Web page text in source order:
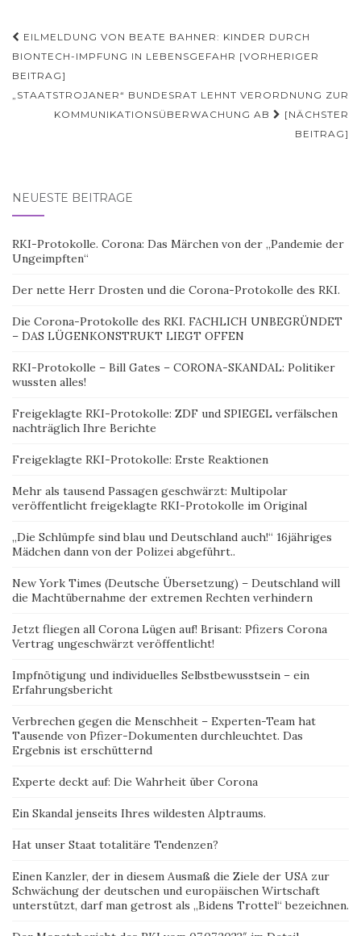
Beitragsnavigation
EILMELDUNG VON BEATE BAHNER: KINDER DURCH
BIONTECH-IMPFUNG IN LEBENSGEFAHR [VORHERIGER
BEITRAG]
„STAATSTROJANER“ BUNDESRAT LEHNT VERORDNUNG ZUR
KOMMUNIKATIONSÜBERWACHUNG AB
[NÄCHSTER
BEITRAG]
NEUESTE BEITRÄGE
RKI-Protokolle. Corona: Das Märchen von der „Pandemie der
Ungeimpften“
Der nette Herr Drosten und die Corona-Protokolle des RKI.
Die Corona-Protokolle des RKI. FACHLICH UNBEGRÜNDET
– DAS LÜGENKONSTRUKT LIEGT OFFEN
RKI-Protokolle – Bill Gates – CORONA-SKANDAL: Politiker
wussten alles!
Freigeklagte RKI-Protokolle: ZDF und SPIEGEL verfälschen
nachträglich Ihre Berichte
Freigeklagte RKI-Protokolle: Erste Reaktionen
Mehr als tausend Passagen geschwärzt: Multipolar
veröffentlicht freigeklagte RKI-Protokolle im Original
„Die Schlümpfe sind blau und Deutschland auch!“ 16jähriges
Mädchen dann von der Polizei abgeführt..
New York Times (Deutsche Übersetzung) – Deutschland will
die Machtübernahme der extremen Rechten verhindern
Jetzt fliegen all Corona Lügen auf! Brisant: Pfizers Corona
Vertrag ungeschwärzt veröffentlicht!
Impfnötigung und individuelles Selbstbewusstsein – ein
Erfahrungsbericht
Verbrechen gegen die Menschheit – Experten-Team hat
Tausende von Pfizer-Dokumenten durchleuchtet. Das
Ergebnis ist erschütternd
Experte deckt auf: Die Wahrheit über Corona
Ein Skandal jenseits Ihres wildesten Alptraums.
Hat unser Staat totalitäre Tendenzen?
Einen Kanzler, der in diesem Ausmaß die Ziele der USA zur
Schwächung der deutschen und europäischen Wirtschaft
unterstützt, darf man getrost als „Bidens Trottel“ bezeichnen.